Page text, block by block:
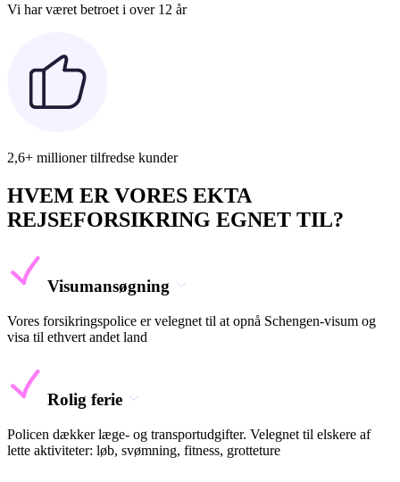
Vi har været betroet i over 12 år
2,6+ millioner tilfredse kunder
HVEM ER VORES EKTA
REJSEFORSIKRING EGNET TIL?
Visumansøgning
Vores forsikringspolice er velegnet til at opnå Schengen-visum og
visa til ethvert andet land
Rolig ferie
Policen dækker læge- og transportudgifter. Velegnet til elskere af
lette aktiviteter: løb, svømning, fitness, grotteture